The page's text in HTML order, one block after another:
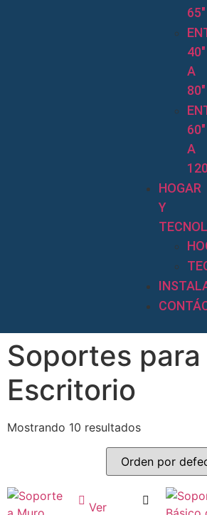
65″
40″
A
80″
60″
A
HOGAR
Y
Soportes para
Escritorio
Mostrando 10 resultados
Ver